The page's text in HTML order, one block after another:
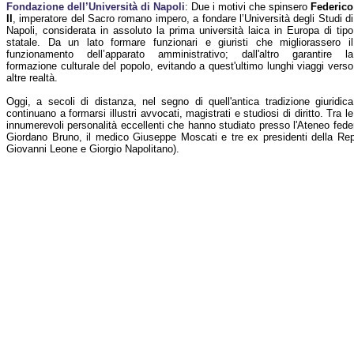
Fondazione dell’Università di Napoli: Due i motivi che spinsero Federico
, imperatore del Sacro romano impero, a fondare l’Università degli Studi di
Napoli, considerata in assoluto la prima università laica in Europa di tipo
statale. Da un lato formare funzionari e giuristi che migliorassero il
funzionamento dell’apparato amministrativo; dall'altro garantire la
formazione culturale del popolo, evitando a quest'ultimo lunghi viaggi verso
altre realtà.
Oggi, a secoli di distanza, nel segno di quell'antica tradizione giuridica
continuano a formarsi illustri avvocati, magistrati e studiosi di diritto. Tra le
innumerevoli personalità eccellenti che hanno studiato presso l'Ateneo
Giordano Bruno, il medico Giuseppe Moscati e tre ex presidenti della
Giovanni Leone e Giorgio Napolitano).